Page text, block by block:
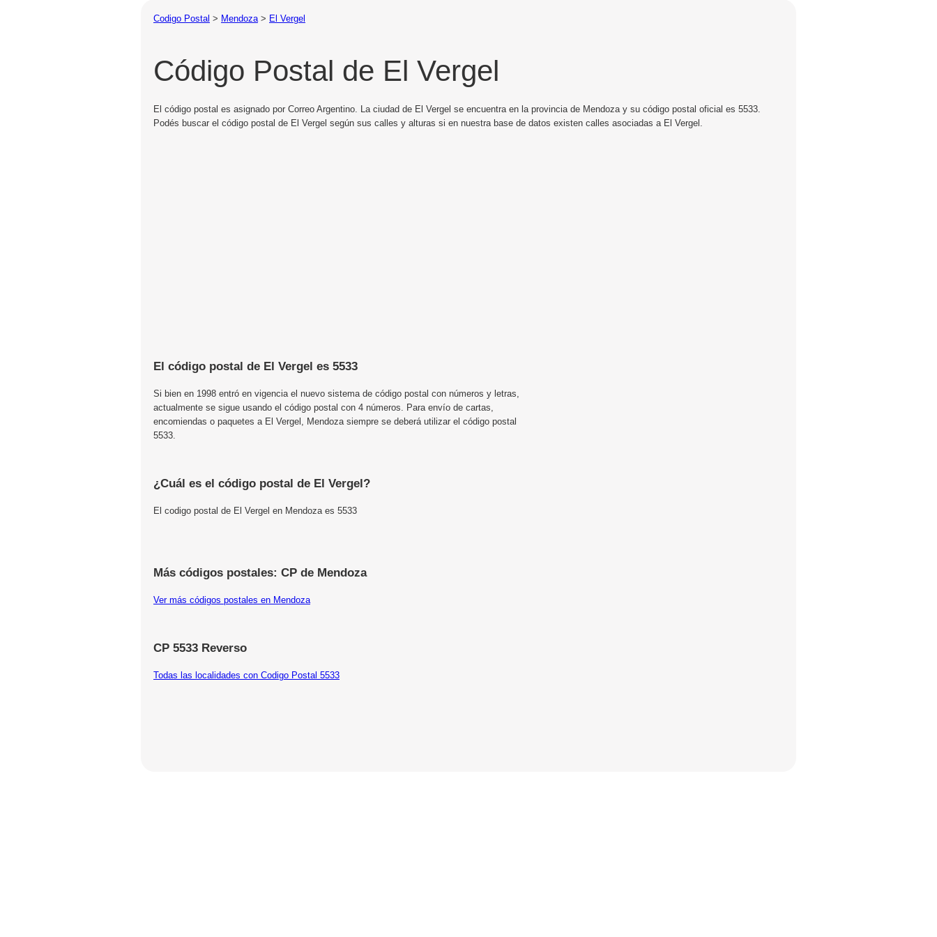
Codigo Postal > Mendoza> El Vergel
Código Postal de El Vergel
El código postal es asignado por Correo Argentino. La ciudad de El Vergel se encuentra en la provincia de Mendoza y su código postal oficial es 5533.
Podés buscar el código postal de El Vergel según sus calles y alturas si en nuestra base de datos existen calles asociadas a El Vergel.
El código postal de El Vergel es 5533
Si bien en 1998 entró en vigencia el nuevo sistema de código postal con números y letras,
actualmente se sigue usando el código postal con 4 números. Para envío de cartas,
encomiendas o paquetes a El Vergel, Mendoza siempre se deberá utilizar el código postal
5533.
¿Cuál es el código postal de El Vergel?
El codigo postal de El Vergel en Mendoza es 5533
Más códigos postales: CP de Mendoza
Ver más códigos postales en Mendoza
CP 5533 Reverso
Todas las localidades con Codigo Postal 5533